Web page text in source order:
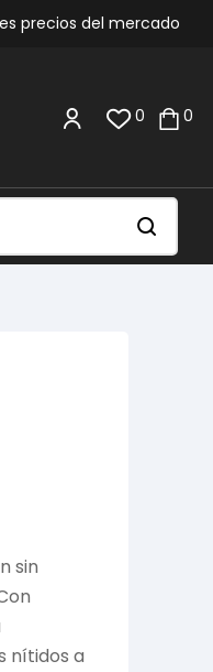
precios del mercado
0 0
sin
nítidos a